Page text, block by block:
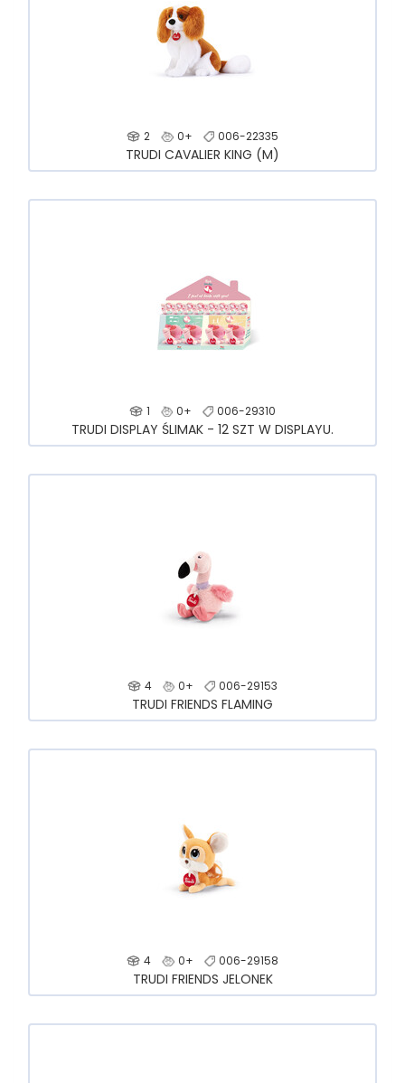
2 0+ 006-22335
TRUDI CAVALIER KING (M)
1 0+ 006-29310
TRUDI DISPLAY ŚLIMAK - 12 SZT W DISPLAYU.
4 0+ 006-29153
TRUDI FRIENDS FLAMING
4 0+ 006-29158
TRUDI FRIENDS JELONEK